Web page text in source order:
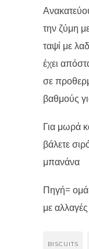
την ζύμη
ταψί με
έχει
σε
βαθμούς
Για μωρά
βάλετε
μπανάνα
Πηγή=
με αλλαγές
BISCUITS